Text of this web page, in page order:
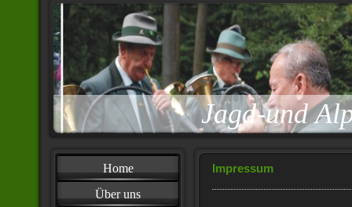
Jagd-und
Home
Über uns
Impressum